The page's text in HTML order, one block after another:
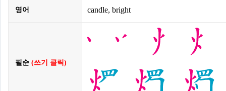
영어 candle, bright
필순 (쓰기 클릭)